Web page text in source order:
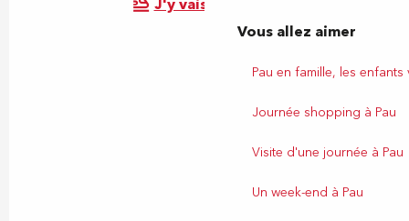
Vous allez aimer
Pau en famille, les
Journée shopping à Pau
Visite d'une journée à Pau
Un week-end à Pau
J'y vais en train !